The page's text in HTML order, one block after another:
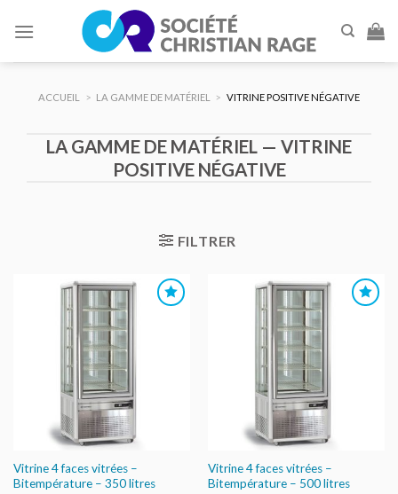
ACCUEIL > LA GAMME DE MATÉRIEL > VITRINE POSITIVE NÉGATIVE
LA GAMME DE MATÉRIEL — VITRINE
POSITIVE NÉGATIVE
FILTRER
AJOUTER
AU DEVIS
Vitrine 4 faces vitrées –
Bitempérature – 350 litres
AJOUTER
AU DEVIS
Vitrine 4 faces vitrées –
Bitempérature – 500 litres